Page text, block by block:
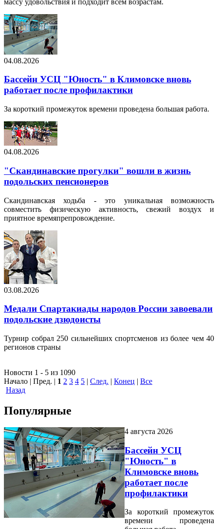
04.08.2026
Бассейн УСЦ "Юность" в Климовске вновь
работает после профилактики
За короткий промежуток времени проведена большая работа.
04.08.2026
"Скандинавские прогулки" вошли в жизнь
подольских пенсионеров
Скандинавская ходьба - это уникальная возможность
совместить физическую активность, свежий воздух и
приятное времяпрепровождение.
03.08.2026
Медали Спартакиады народов России завоевали
подольские дзюдоисты
Турнир собрал 250 сильнейших спортсменов из более чем 40
регионов страны
Новости 1 - 5 из 1090
Начало | Пред. | 1 2 3 4 5 | След. | Конец | Все
Назад
Популярные
4 августа 2026
Бассейн УСЦ
"Юность" в
Климовске вновь
работает после
профилактики
За короткий промежуток
времени проведена